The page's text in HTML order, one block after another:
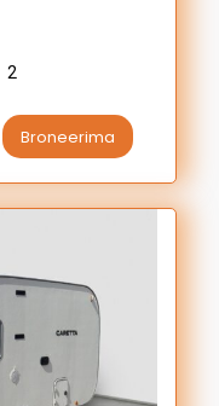
2
Broneerima